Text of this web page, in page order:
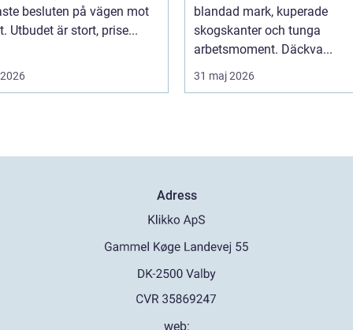
besluten på vägen mot
Utbudet är stort, prise...
blandad mark, kuperade
skogskanter och tunga
arbetsmoment. Däckva...
31 maj 2026
Adress
web: